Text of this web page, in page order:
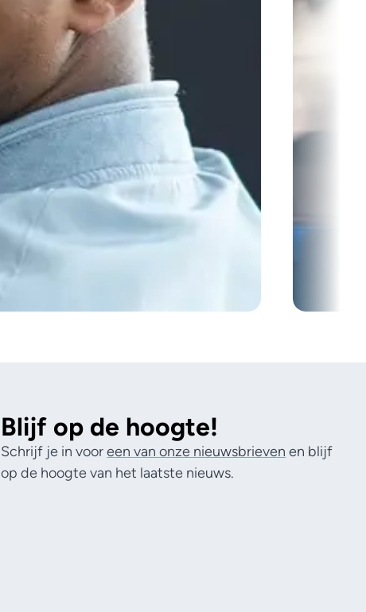
Blijf op de hoogte!
Schrijf je in vooreen van onze nieuwsbrieven en blijf
op de hoogte van het laatste nieuws.